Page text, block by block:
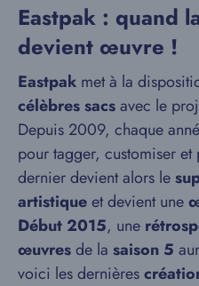
Eastpak : quand
devient œuvre !
Eastpak met à la
célèbres sacsavec le
Depuis 2009, chaque
pour tagger, customiser
dernier devient alors le
artistiqueet devient une
Début 2015, une
œuvresde la saison 5
voici les dernières